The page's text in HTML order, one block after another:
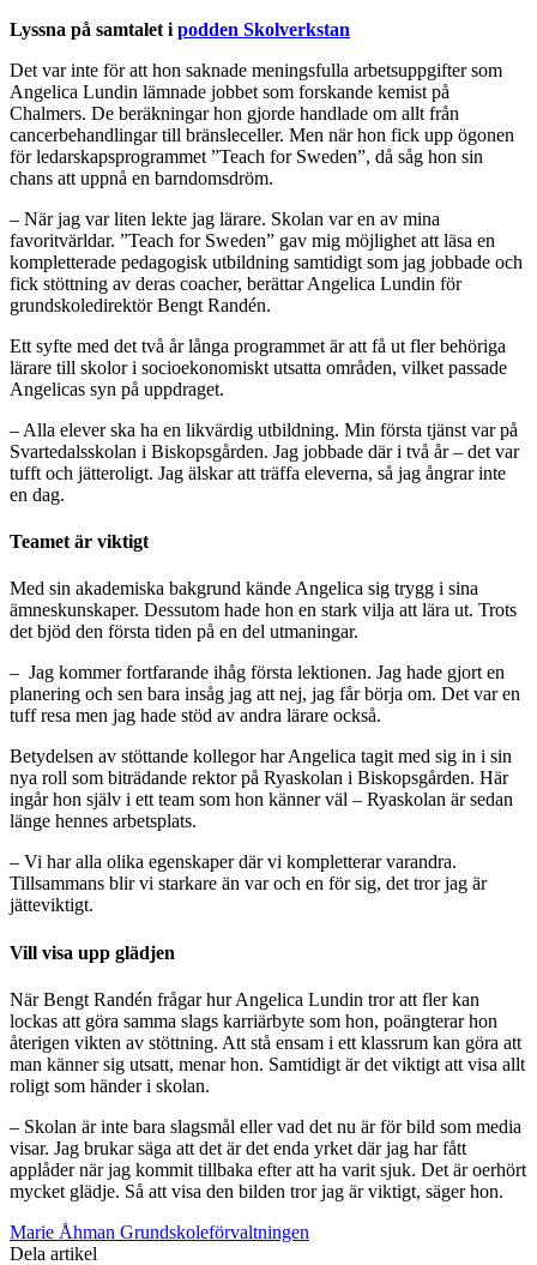
Lyssna på samtalet i podden Skolverkstan
Det var inte för att hon saknade meningsfulla arbetsuppgifter som
Angelica Lundin lämnade jobbet som forskande kemist på
Chalmers. De beräkningar hon gjorde handlade om allt från
cancerbehandlingar till bränsleceller. Men när hon fick upp ögonen
för ledarskapsprogrammet ”Teach for Sweden”, då såg hon sin
chans att uppnå en barndomsdröm.
– När jag var liten lekte jag lärare. Skolan var en av mina
favoritvärldar. ”Teach for Sweden” gav mig möjlighet att läsa en
kompletterade pedagogisk utbildning samtidigt som jag jobbade och
fick stöttning av deras coacher, berättar Angelica Lundin för
grundskoledirektör Bengt Randén.
Ett syfte med det två år långa programmet är att få ut fler behöriga
lärare till skolor i socioekonomiskt utsatta områden, vilket passade
Angelicas syn på uppdraget.
– Alla elever ska ha en likvärdig utbildning. Min första tjänst var på
Svartedalsskolan i Biskopsgården. Jag jobbade där i två år – det var
tufft och jätteroligt. Jag älskar att träffa eleverna, så jag ångrar inte
en dag.
Teamet är viktigt
Med sin akademiska bakgrund kände Angelica sig trygg i sina
ämneskunskaper. Dessutom hade hon en stark vilja att lära ut. Trots
det bjöd den första tiden på en del utmaningar.
– Jag kommer fortfarande ihåg första lektionen. Jag hade gjort en
planering och sen bara insåg jag att nej, jag får börja om. Det var en
tuff resa men jag hade stöd av andra lärare också.
Betydelsen av stöttande kollegor har Angelica tagit med sig in i sin
nya roll som biträdande rektor på Ryaskolan i Biskopsgården. Här
ingår hon själv i ett team som hon känner väl – Ryaskolan är sedan
länge hennes arbetsplats.
– Vi har alla olika egenskaper där vi kompletterar varandra.
Tillsammans blir vi starkare än var och en för sig, det tror jag är
jätteviktigt.
Vill visa upp glädjen
När Bengt Randén frågar hur Angelica Lundin tror att fler kan
lockas att göra samma slags karriärbyte som hon, poängterar hon
återigen vikten av stöttning. Att stå ensam i ett klassrum kan göra att
man känner sig utsatt, menar hon. Samtidigt är det viktigt att visa allt
roligt som händer i skolan.
– Skolan är inte bara slagsmål eller vad det nu är för bild som media
visar. Jag brukar säga att det är det enda yrket där jag har fått
applåder när jag kommit tillbaka efter att ha varit sjuk. Det är oerhört
mycket glädje. Så att visa den bilden tror jag är viktigt, säger hon.
Marie Åhman Grundskoleförvaltningen
Dela artikel